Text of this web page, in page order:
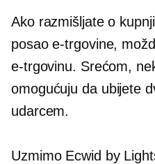
Ako razmišljate o
posao e-trgovine,
e-trgovinu. Srećom,
omogućuju da ubijete
udarcem.
Uzmimo Ecwid by